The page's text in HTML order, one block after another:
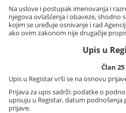
Na uslove i postupak imenovanja i
njegova ovlašćenja i obaveze, shodno
kojim se uređuje osnivanje i rad
ako ovim zakonom nije drugačije
Upis u
Član 25
Upis u Registar vrši se na osnovu
Prijava za upis sadrži: podatke o
upisuju u Registar, datum
prijave.